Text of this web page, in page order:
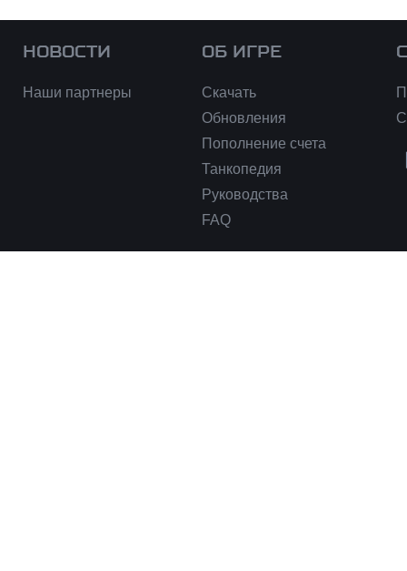
НОВОСТИ
Наши партнеры
ОБ ИГРЕ
Скачать
Обновления
Пополнение счета
Танкопедия
Руководства
FAQ